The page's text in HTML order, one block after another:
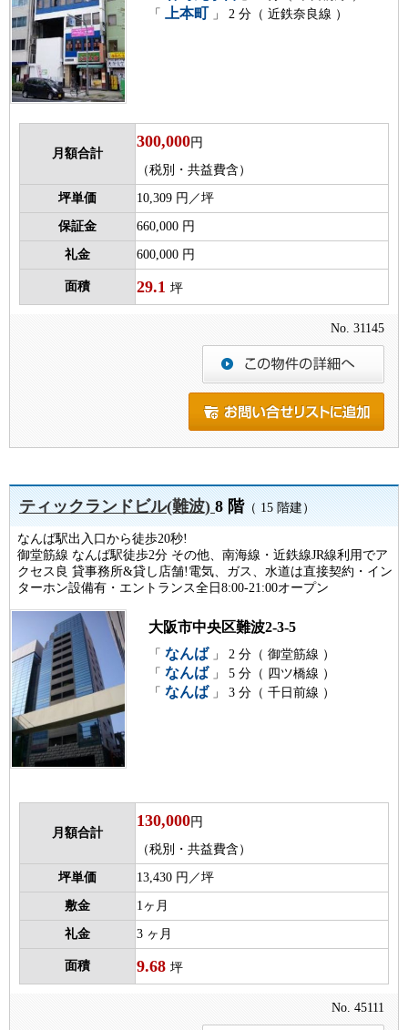
「
上本町 」 2 分（ 近鉄奈良線 ）
月額合計
300,000円
（税別・共益費含）
坪単価 10,309 円／坪
保証金 660,000 円
礼金 600,000 円
面積 29.1 坪
No. 31145
ティックランドビル(難波)8 階（ 15 階建）
なんば駅出入口から徒歩20秒!
御堂筋線 なんば駅徒歩2分 その他、南海線・近鉄線JR線利用でア
クセス良 貸事務所&貸し店舗!電気、ガス、水道は直接契約・イン
ターホン設備有・エントランス全日8:00-21:00オープン
大阪市中央区難波2-3-5
「 なんば 」 2 分（ 御堂筋線 ）
「 なんば 」 5 分（ 四ツ橋線 ）
「 なんば 」 3 分（ 千日前線 ）
月額合計
130,000円
（税別・共益費含）
坪単価 13,430 円／坪
敷金 1ヶ月
礼金 3 ヶ月
面積 9.68 坪
No. 45111